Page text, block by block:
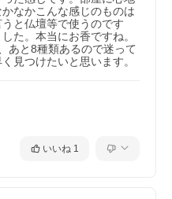
なかこんな感じのものは
と仏壇等で使うのです
た。本当にお香ですね。
あと8種類あるので迷って
見つけたいと思います。
いいね 1